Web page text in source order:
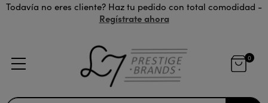
Todavía no eres cliente? Haz tu pedido con total comodidad -
Regístrate ahora
0